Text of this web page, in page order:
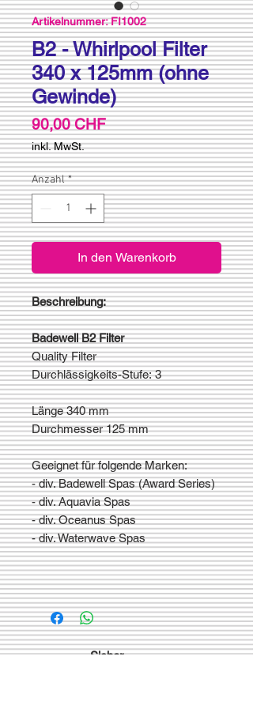
Artikelnummer: FI1002
B2 - Whirlpool Filter
340 x 125mm (ohne
Gewinde)
90,00 CHFPreis
inkl. MwSt.
Anzahl *
In den Warenkorb
Beschreibung:
Badewell B2 Filter
Quality Filter
Durchlässigkeits-Stufe: 3
Länge 340 mm
Durchmesser 125 mm
Geeignet für folgende Marken:
- div. Badewell Spas (Award Series)
- div. Aquavia Spas
- div. Oceanus Spas
- div. Waterwave Spas
Sicher